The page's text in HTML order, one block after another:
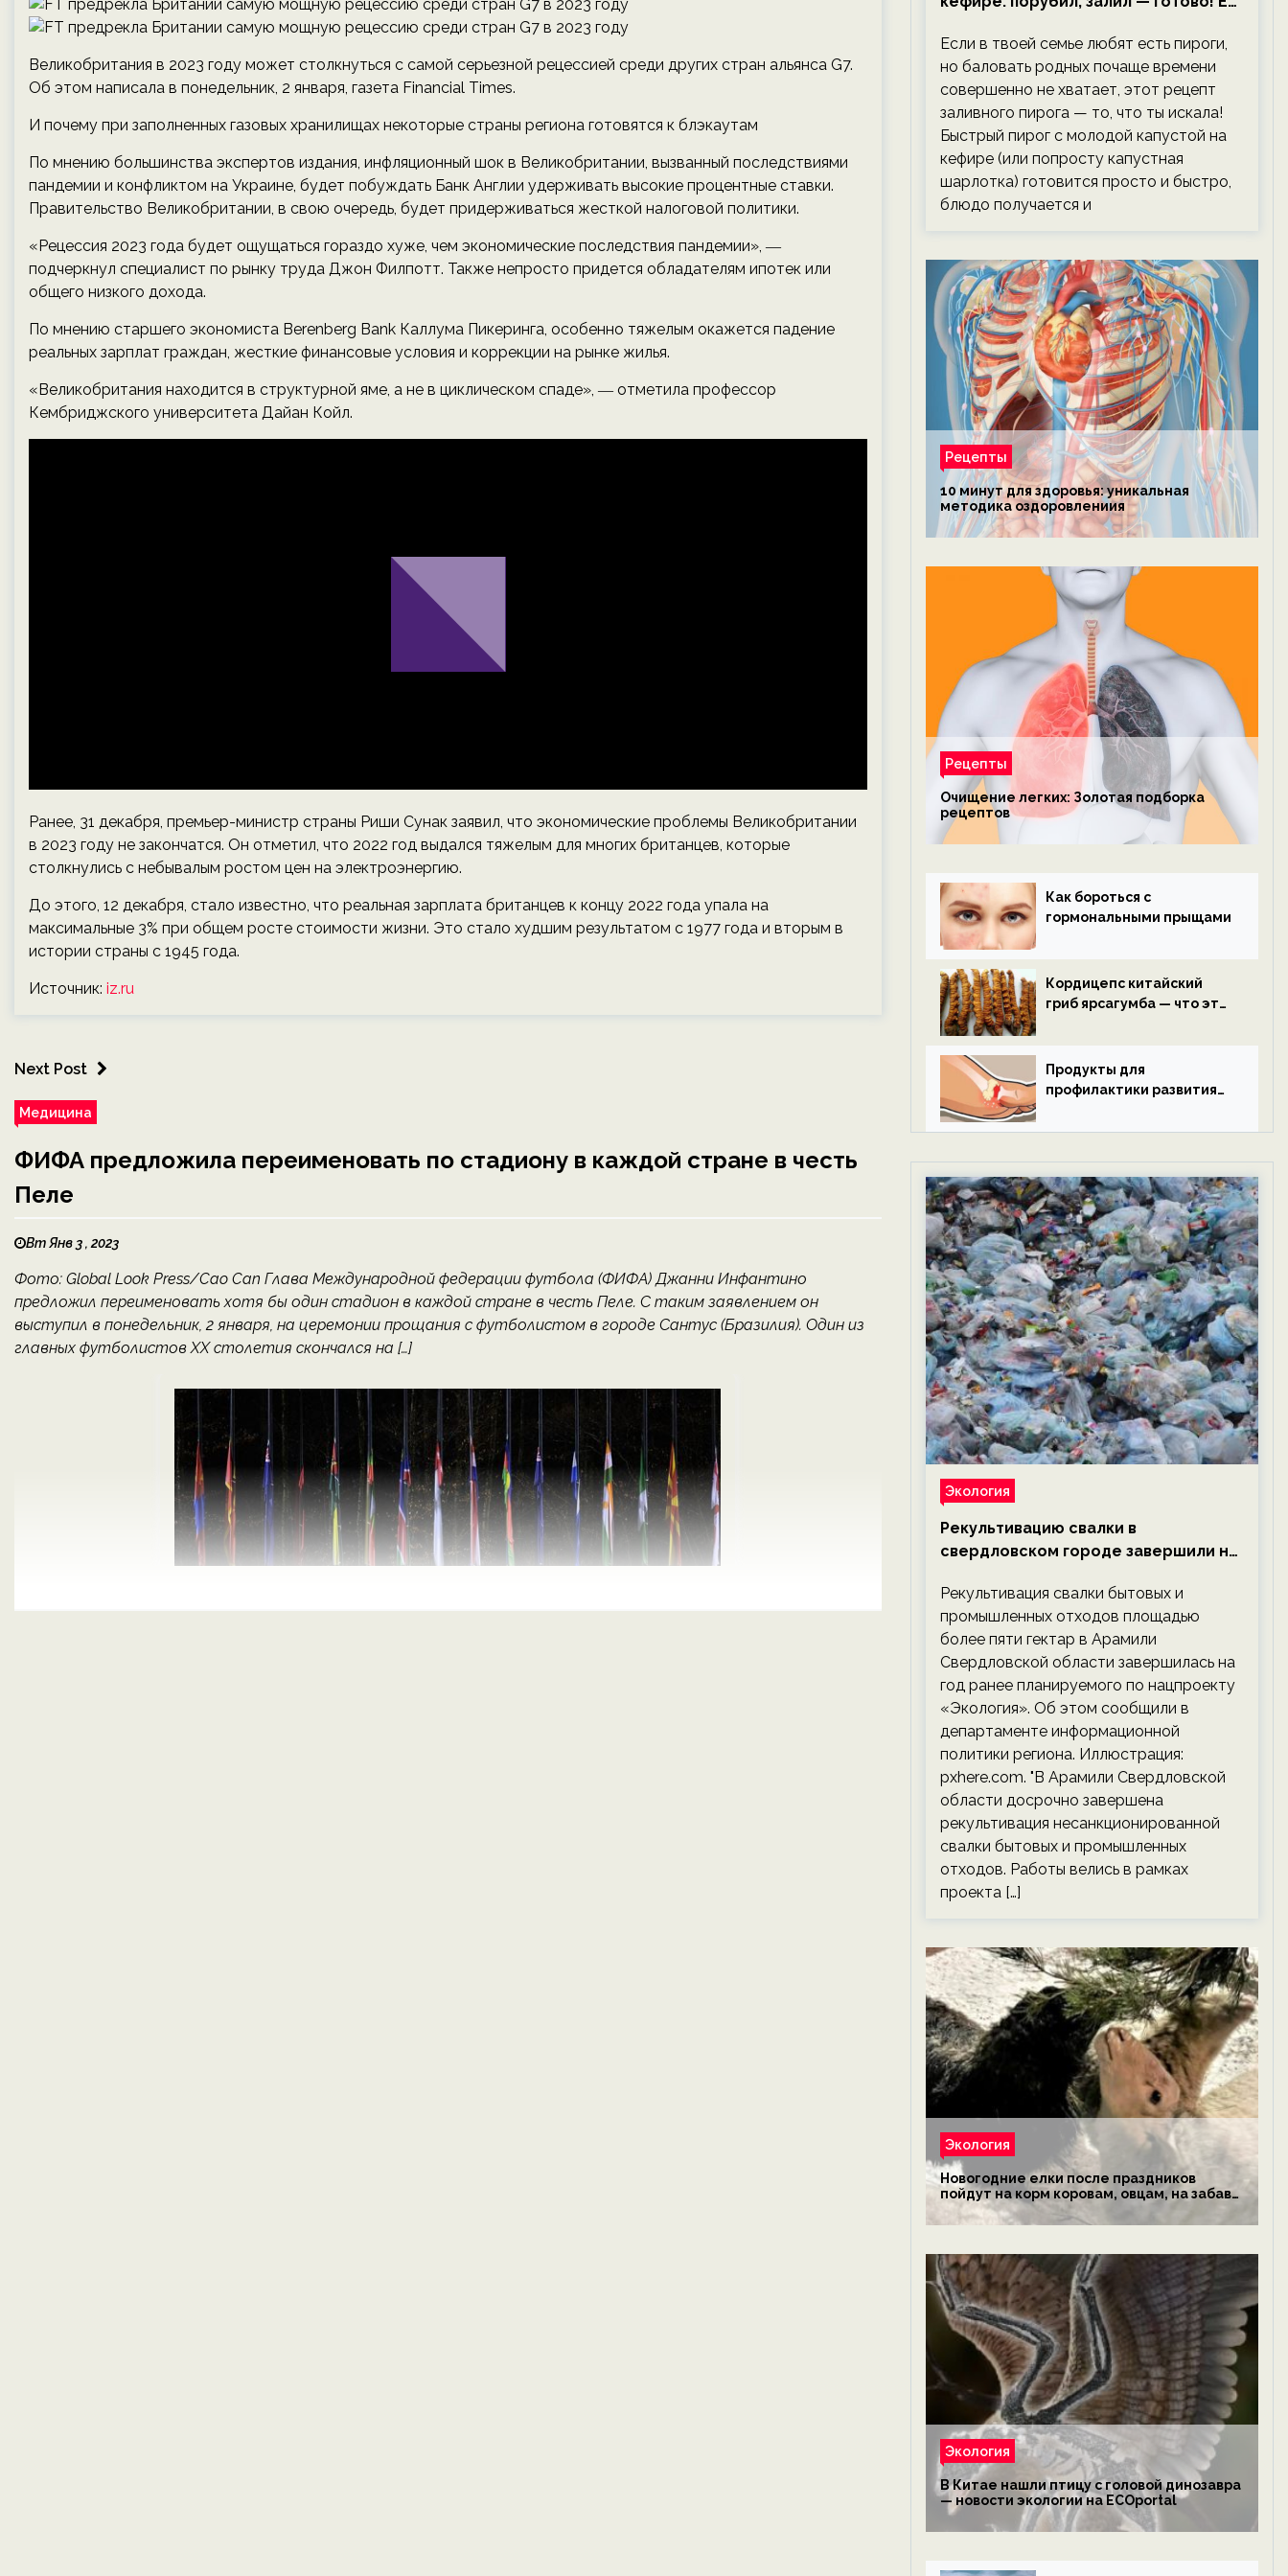
Великобритания в 2023 году может столкнуться с самой серьезной рецессией среди других стран альянса G7.
Об этом написала в понедельник, 2 января, газета Financial Times.
И почему при заполненных газовых хранилищах некоторые страны региона готовятся к блэкаутам
По мнению большинства экспертов издания, инфляционный шок в Великобритании, вызванный последствиями
пандемии и конфликтом на Украине, будет побуждать Банк Англии удерживать высокие процентные ставки.
Правительство Великобритании, в свою очередь, будет придерживаться жесткой налоговой политики.
«Рецессия 2023 года будет ощущаться гораздо хуже, чем экономические последствия пандемии», ―
подчеркнул специалист по рынку труда Джон Филпотт. Также непросто придется обладателям ипотек или
общего низкого дохода.
По мнению старшего экономиста Berenberg Bank Каллума Пикеринга, особенно тяжелым окажется падение
реальных зарплат граждан, жесткие финансовые условия и коррекции на рынке жилья.
«Великобритания находится в структурной яме, а не в циклическом спаде», ― отметила профессор
Кембриджского университета Дайан Койл.
Ранее, 31 декабря, премьер-министр страны Риши Сунак заявил, что экономические проблемы Великобритании
в 2023 году не закончатся. Он отметил, что 2022 год выдался тяжелым для многих британцев, которые
столкнулись с небывалым ростом цен на электроэнергию.
До этого, 12 декабря, стало известно, что реальная зарплата британцев к концу 2022 года упала на
максимальные 3% при общем росте стоимости жизни. Это стало худшим результатом с 1977 года и вторым в
истории страны с 1945 года.
Источник: iz.ru
Next Post
Медицина
ФИФА предложила переименовать по стадиону в каждой стране в честь
Пеле
Вт Янв 3 , 2023
Фото: Global Look Press/Cao Can Глава Международной федерации футбола (ФИФА) Джанни Инфантино
предложил переименовать хотя бы один стадион в каждой стране в честь Пеле. С таким заявлением он
выступил в понедельник, 2 января, на церемонии прощания с футболистом в городе Сантус (Бразилия). Один из
главных футболистов ХХ столетия скончался на […]
Если в твоей семье любят есть пироги,
но баловать родных почаще времени
совершенно не хватает, этот рецепт
заливного пирога — то, что ты искала!
Быстрый пирог с молодой капустой на
кефире (или попросту капустная
шарлотка) готовится просто и быстро,
блюдо получается и
Рецепты
10 минут для здоровья: уникальная
методика оздоровлениия
Рецепты
Очищение легких: Золотая подборка
рецептов
Как бороться с
гормональными прыщами
Кордицепс китайский
гриб ярсагумба — что это
Продукты для
профилактики развития
Экология
Рекультивацию свалки в
свердловском городе завершили на
новости экологии на ECOportal
Рекультивация свалки бытовых и
промышленных отходов площадью
более пяти гектар в Арамили
Свердловской области завершилась на
год ранее планируемого по нацпроекту
«Экология». Об этом сообщили в
департаменте информационной
политики региона. Иллюстрация:
pxhere.com. "В Арамили Свердловской
области досрочно завершена
рекультивация несанкционированной
свалки бытовых и промышленных
отходов. Работы велись в рамках
проекта […]
Экология
Новогодние елки после праздников
пойдут на корм коровам, овцам, на забаву
обезьянам, львам и леопардам — новости
экологии на ECOportal
Экология
В Китае нашли птицу с головой динозавра
— новости экологии на ECOportal